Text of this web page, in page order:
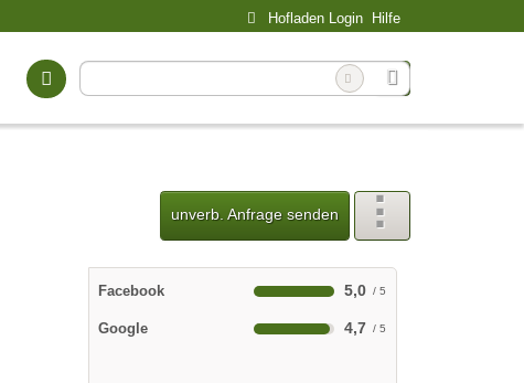
Hofladen Login Hilfe
unverb. Anfrage senden
Facebook 5,0
Google 4,7